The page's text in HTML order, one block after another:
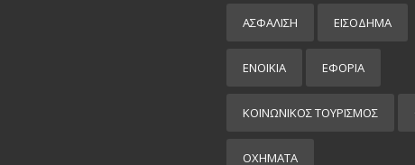
ΑΣΦΑΛΙΣΗ ΕΙΣΌΔΗΜΑ
ΕΝΟΙΚΙΑ ΕΦΟΡΙΑ
ΚΟΙΝΩΝΙΚΟΣ ΤΟΥΡΙΣΜΟΣ
ΟΧΗΜΑΤΑ